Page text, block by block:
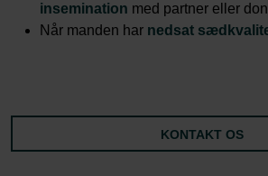
insemination med partner eller
Når manden har nedsat
KONTAKT OS